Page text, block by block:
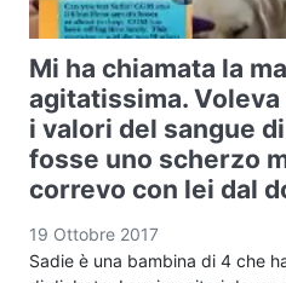
Mi ha chiamata la
agitatissima.
i valori del sangue
fosse uno scherzo
correvo con lei dal
19 Ottobre 2017
Sadie è una bambina di 4 che